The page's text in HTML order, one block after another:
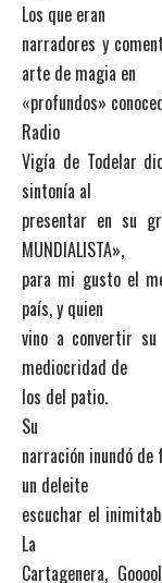
Los que eran
narradores y
arte de magia en
«profundos»
Radio
Vigía de Todelar
sintonía al
presentar en su
MUNDIALISTA»,
para mi gusto el
país, y quien
vino a convertir
mediocridad de
los del patio.
Su
narración inundó
un deleite
escuchar el
La
Cartagenera,